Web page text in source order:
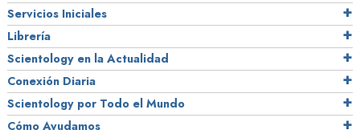
Servicios Iniciales
Librería
Scientology en la Actualidad
Conexión Diaria
Scientology por Todo el Mundo
Cómo Ayudamos